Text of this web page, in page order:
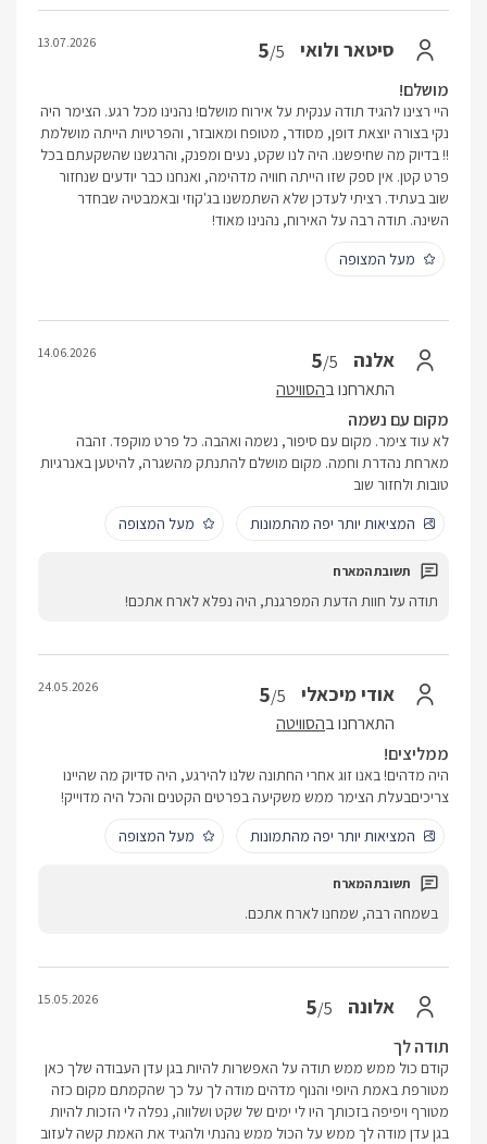
סיטאר ולואי 5/5
13.07.2026
מושלם!
היי רצינו להגיד תודה ענקית על אירוח מושלם! נהנינו מכל רגע. הצימר היה
נקי בצורה יוצאת דופן, מסודר, מטופח ומאובזר, והפרטיות הייתה מושלמת
!! בדיוק מה שחיפשנו. היה לנו שקט, נעים ומפנק, והרגשנו שהשקעתם בכל
פרט קטן. אין ספק שזו הייתה חוויה מדהימה, ואנחנו כבר יודעים שנחזור
שוב בעתיד. רציתי לעדכן שלא השתמשנו בג'קוזי ובאמבטיה שבחדר
השינה. תודה רבה על האירוח, נהנינו מאוד!
מעל המצופה
אלנה 5/5
התארחנו בהסוויטה
14.06.2026
מקום עם נשמה
לא עוד צימר. מקום עם סיפור, נשמה ואהבה. כל פרט מוקפד. זהבה
מארחת נהדרת וחמה. מקום מושלם להתנתק מהשגרה, להיטען באנרגיות
טובות ולחזור שוב
המציאות יותר יפה מהתמונות
מעל המצופה
תודה על חוות הדעת המפרגנת, היה נפלא לארח אתכם!
אודי מיכאלי 5/5
התארחנו בהסוויטה
24.05.2026
ממליצים!
היה מדהים! באנו זוג אחרי החתונה שלנו להירגע, היה סדיוק מה שהיינו
צריכיםבעלת הצימר ממש משקיעה בפרטים הקטנים והכל היה מדוייק!
המציאות יותר יפה מהתמונות
מעל המצופה
בשמחה רבה, שמחנו לארח אתכם.
אלונה 5/5
15.05.2026
תודה לך
קודם כול ממש ממש תודה על האפשרות להיות בגן עדן העבודה שלך כאן
מטורפת באמת היופי והנוף מדהים מודה לך על כך שהקמתם מקום כזה
מטורף ויפיפה בזכותך היו לי ימים של שקט ושלווה, נפלה לי הזכות להיות
בגן עדן מודה לך ממש על הכול ממש נהנתי ולהגיד את האמת קשה לעזוב